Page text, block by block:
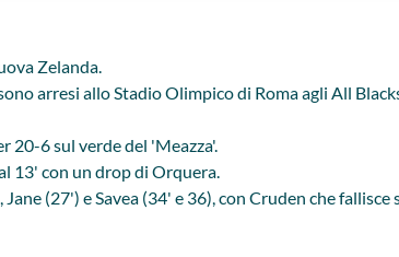
Zelanda.
arresi allo Stadio Olimpico di Roma agli All
20-6 sul verde del 'Meazza'.
13' con un drop di Orquera.
(27') e Savea (34' e 36), con Cruden che